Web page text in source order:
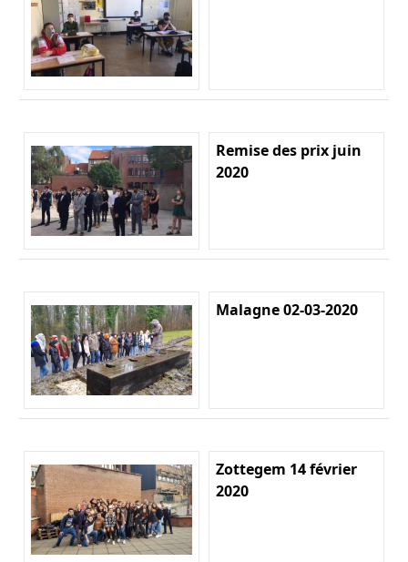
Remise des prix juin
2020
Malagne 02-03-2020
Zottegem 14 février
2020